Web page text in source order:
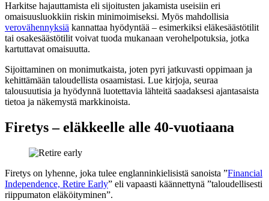
Harkitse hajauttamista eli sijoitusten jakamista useisiin eri
omaisuusluokkiin riskin minimoimiseksi. Myös mahdollisia
verovähennyksiä kannattaa hyödyntää – esimerkiksi eläkesäästötilit
tai osakesäästötilit voivat tuoda mukanaan verohelpotuksia, jotka
kartuttavat omaisuutta.
Sijoittaminen on monimutkaista, joten pyri jatkuvasti oppimaan ja
kehittämään taloudellista osaamistasi. Lue kirjoja, seuraa
talousuutisia ja hyödynnä luotettavia lähteitä saadaksesi ajantasaista
tietoa ja näkemystä markkinoista.
Firetys – eläkkeelle alle 40-vuotiaana
Firetys on lyhenne, joka tulee englanninkielisistä sanoista ”Financial
Independence, Retire Early” eli vapaasti käännettynä ”taloudellisesti
riippumaton eläköityminen”.